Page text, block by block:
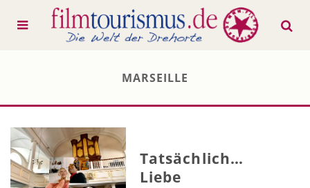
MARSEILLE
Tatsächlich…
Liebe